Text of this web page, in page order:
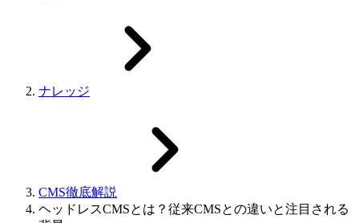
ナレッジ
CMS徹底解説
ヘッドレスCMSとは？従来CMSとの違いと注目される